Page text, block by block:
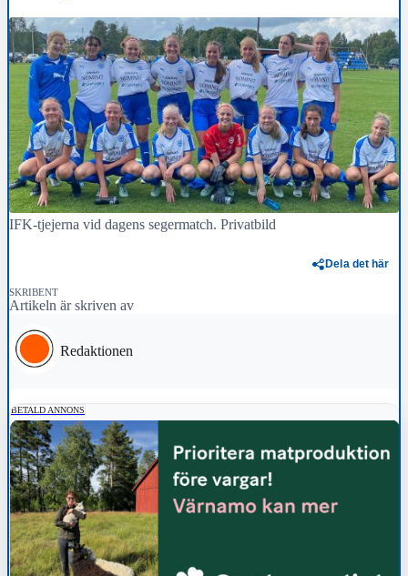
IFK-tjejerna vid dagens segermatch. Privatbild
Dela det här
SKRIBENT
Artikeln är skriven av
Redaktionen
BETALD ANNONS